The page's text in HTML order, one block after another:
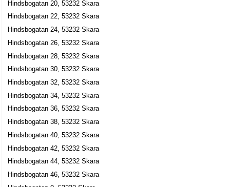
AB Grönlunds Takfalsmaskin
0511-347990
Hindsbogatan 30 A, 53232 Skara
LMJ Konsult & Jordbruk
Lars Jörgen Malmenskog
Hindsbogatan 32, 53232 Skara
Helene Jungergård
0511-16721
Cilo Systems
Olov Magnus Bogren
0511-371000
Hindsbogatan 38, 53232 Skara
Hindsbogatan 20, 53232 Skara
Hindsbogatan 22, 53232 Skara
Hindsbogatan 24, 53232 Skara
Hindsbogatan 26, 53232 Skara
Hindsbogatan 28, 53232 Skara
Hindsbogatan 30, 53232 Skara
Hindsbogatan 32, 53232 Skara
Hindsbogatan 34, 53232 Skara
Hindsbogatan 36, 53232 Skara
Hindsbogatan 38, 53232 Skara
Hindsbogatan 40, 53232 Skara
Hindsbogatan 42, 53232 Skara
Hindsbogatan 44, 53232 Skara
Hindsbogatan 46, 53232 Skara